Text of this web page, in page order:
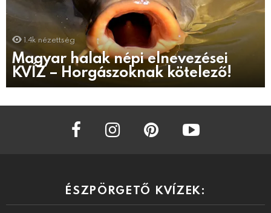
1.4k nézettség
Magyar halak népi elnevezései
KVÍZ – Horgászoknak kötelező!
facebook instagram
ÉSZPÖRGETŐ KVÍZEK: